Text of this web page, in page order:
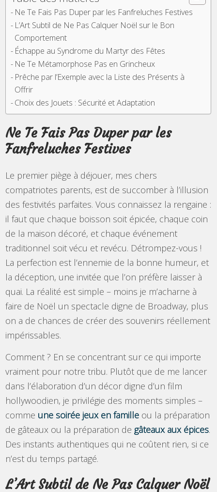
Ne Te Fais Pas Duper par les Fanfreluches Festives
L’Art Subtil de Ne Pas Calquer Noël sur le Bon
Comportement
Échappe au Syndrome du Martyr des Fêtes
Ne Te Métamorphose Pas en Grincheux
Prêche par l’Exemple avec la Liste des Présents à
Offrir
Choix des Jouets : Sécurité et Adaptation
Ne Te Fais Pas Duper par les
Fanfreluches Festives
Le premier piège à déjouer, mes chers
compatriotes parents, est de succomber à l’illusion
des festivités parfaites. Vous connaissez la rengaine :
il faut que chaque boisson soit épicée, chaque coin
de la maison décoré, et chaque événement
traditionnel soit vécu et revécu. Détrompez-vous !
La perfection est l’ennemie de la bonne humeur, et
la déception, une invitée que l’on préfère laisser à
quai. La réalité est simple – moins je m’acharne à
faire de Noël un spectacle digne de Broadway, plus
on a de chances de créer des souvenirs réellement
impérissables.
Comment ? En se concentrant sur ce qui importe
vraiment pour notre tribu. Plutôt que de me lancer
dans l’élaboration d’un décor digne d’un film
hollywoodien, je privilégie des moments simples –
comme une soirée jeux en famille ou la préparation
de gâteaux ou la préparation de gâteaux aux épices.
Des instants authentiques qui ne coûtent rien, si ce
n’est du temps partagé.
L’Art Subtil de Ne Pas Calquer Noël